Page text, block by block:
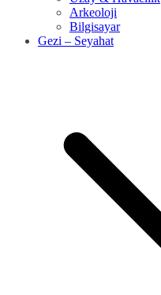
Arkeoloji
Bilgisayar
Gezi – Seyahat